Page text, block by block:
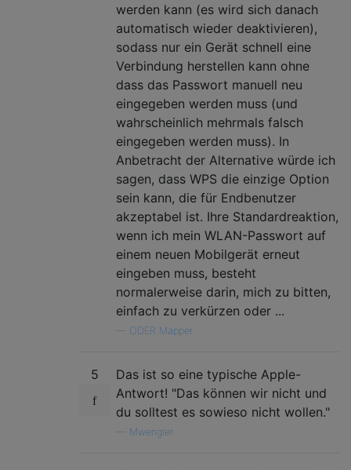
werden kann (es wird sich danach
automatisch wieder deaktivieren),
sodass nur ein Gerät schnell eine
Verbindung herstellen kann ohne
dass das Passwort manuell neu
eingegeben werden muss (und
wahrscheinlich mehrmals falsch
eingegeben werden muss). In
Anbetracht der Alternative würde ich
sagen, dass WPS die einzige Option
sein kann, die für Endbenutzer
akzeptabel ist. Ihre Standardreaktion,
wenn ich mein WLAN-Passwort auf
einem neuen Mobilgerät erneut
eingeben muss, besteht
normalerweise darin, mich zu bitten,
einfach zu verkürzen oder ...
ODER Mapper
5
Das ist so eine typische Apple-
Antwort! "Das können wir nicht und
du solltest es sowieso nicht wollen."
Mwengler